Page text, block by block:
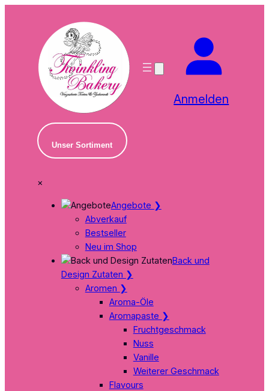
Anmelden
Unser Sortiment
×
Angebote ❯
Abverkauf
Bestseller
Neu im Shop
Back und
Design Zutaten ❯
Aromen ❯
Aroma-Öle
Aromapaste ❯
Fruchtgeschmack
Nuss
Vanille
Weiterer Geschmack
Flavours